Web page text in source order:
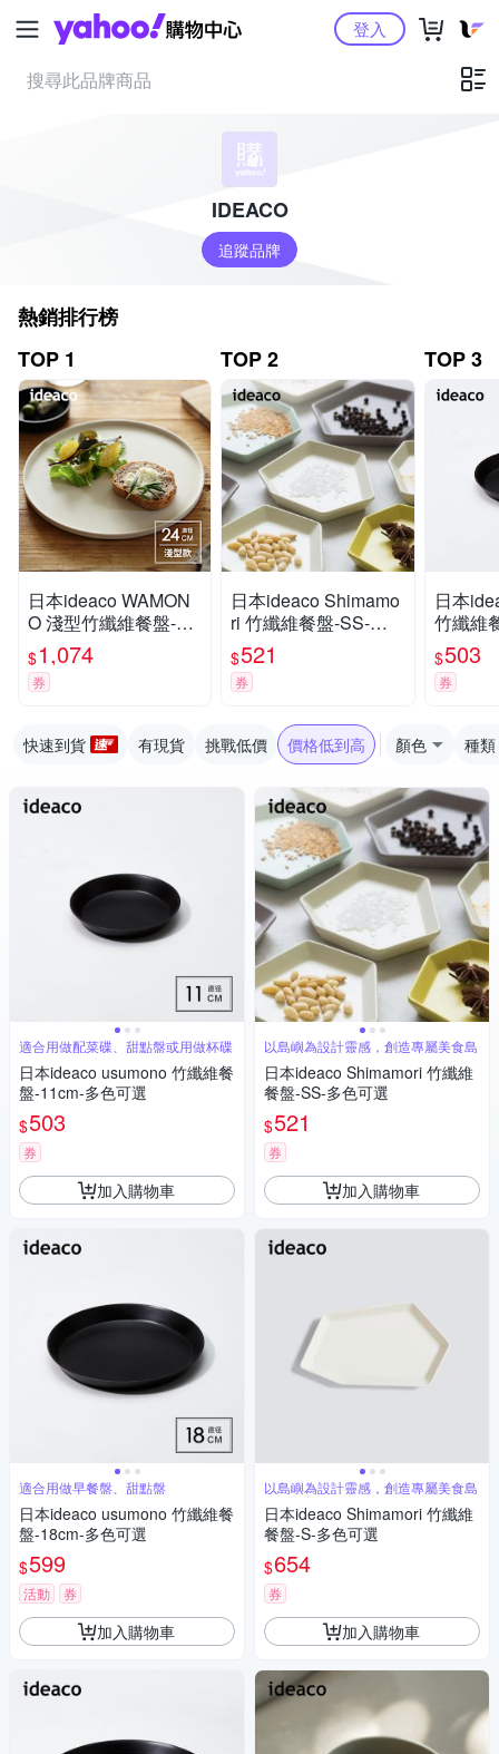
Yahoo購物中心登入
IDEACO
追蹤品牌
熱銷排行榜
TOP 1
日本ideaco WAMON
O 淺型竹纖維餐盤-24
cm-多色可選
$1,074
券
TOP 2
日本ideaco Shimamo
ri 竹纖維餐盤-SS-多
色可選
$521
券
TOP 3
日本
竹纖維
色可選
$503
券
快速到貨 有現貨 挑戰低價 價格低到高 顏色 種類
適合用做配菜碟、甜點盤或用做杯碟
日本ideaco usumono 竹纖維餐
盤-11cm-多色可選
$503
券
加入購物車
適合用做早餐盤、甜點盤
日本ideaco usumono 竹纖維餐
盤-18cm-多色可選
$599
活動 券
加入購物車
以島嶼為設計靈感，創造專屬美食島
日本ideaco Shimamori 竹纖維
餐盤-SS-多色可選
$521
券
加入購物車
以島嶼為設計靈感，創造專屬美食島
日本ideaco Shimamori 竹纖維
餐盤-S-多色可選
$654
券
加入購物車